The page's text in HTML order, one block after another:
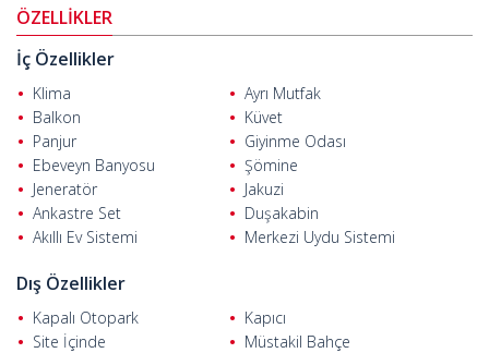
ikiz ve 14'ü müstakil olarak 32 villa mevcuttur. Her villanın
bağımsız ısıtmalı havuzu, duş alanı, 2 araçlık kapalı otoparkı,
bağımsız jeneratörü, 60 cm kalınlaştırılmış betonlu güvenlik
odaları, şifreli çelik kapı, temiz hava tesisatı, güvenlik odalarından
tam evi kontrol sistemi ve her villa için 4 adet güvenlik kamera
altyapısı gibi donatılar mevcuttur.
4 yatak odalı ikiz ve müstakil villalarda galeri ve asmolen tavan
olarak iki tip salon, biri jakuzili 4 ebeveyn banyosu, 3 giyinme
odası, yanmaz kablo ve buatsız bağımsız sigortalama işlemi,
şömine, lamine parke, yerden ısıtma, doğal gaz altyapısı, kiler,
galeri boşluğu, konfor cam, Rehau marka PVC, lake kaplama
asmolen döşeme, interkom sistemi, elektrikli panjur, VRF klima,
acil aydınlatma sistemi, sauna, hamam, spor salonu, uydu TV
sistemi ve damperli cam korkuluk gibi nitelikler vardır.
ÖZELLİKLER
İç Özellikler
Klima
Ayrı Mutfak
Balkon
Küvet
Panjur
Giyinme Odası
Ebeveyn Banyosu
Şömine
Jeneratör
Jakuzi
Ankastre Set
Duşakabin
Akıllı Ev Sistemi
Merkezi Uydu Sistemi
Dış Özellikler
Kapalı Otopark
Kapıcı
Site İçinde
Müstakil Bahçe